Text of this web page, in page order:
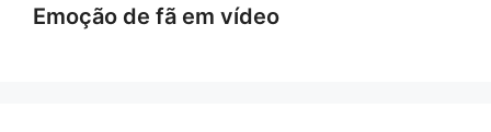
Emoção de fã em vídeo